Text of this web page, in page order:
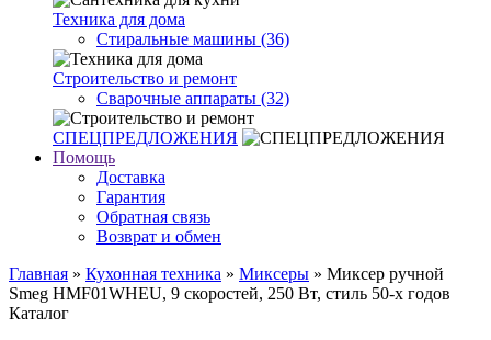
Техника для дома
Стиральные машины (36)
Строительство и ремонт
Сварочные аппараты (32)
СПЕЦПРЕДЛОЖЕНИЯ
Помощь
Доставка
Гарантия
Обратная связь
Возврат и обмен
Главная » Кухонная техника » Миксеры » Миксер ручной
Smeg HMF01WHEU, 9 скоростей, 250 Вт, стиль 50-х годов
Каталог